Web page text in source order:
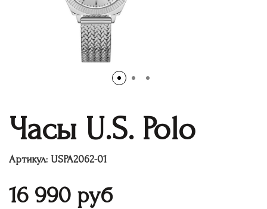
Часы U.S. Polo
Артикул: USPA2062-01
16 990 руб